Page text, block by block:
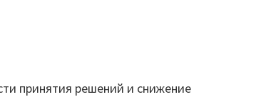
принятия решений и снижение